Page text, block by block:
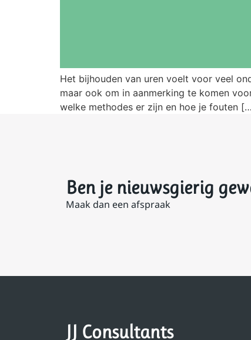
Het bijhouden van uren voelt voor veel
maar ook om in aanmerking te komen
welke methodes er zijn en hoe je fouten
Ben je nieuwsgierig
Maak dan een afspraak
JJ Consultants